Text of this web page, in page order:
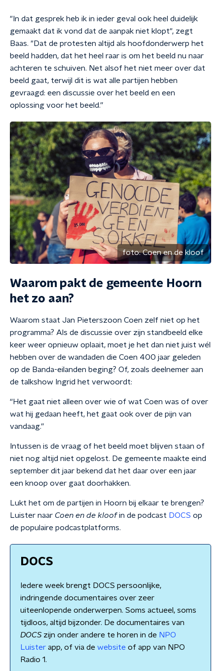
"In dat gesprek heb ik in ieder geval ook heel duidelijk
gemaakt dat ik vond dat de aanpak niet klopt", zegt
Baas. "Dat de protesten altijd als hoofdonderwerp het
beeld hadden, dat het heel raar is om het beeld nu naar
achteren te schuiven. Net alsof het niet meer over dat
beeld gaat, terwijl dit is wat alle partijen hebben
gevraagd: een discussie over het beeld en een
oplossing voor het beeld.”
foto:Coen en de kloof
Waarom pakt de gemeente Hoorn
het zo aan?
Waarom staat Jan Pieterszoon Coen zelf niet op het
programma? Als de discussie over zijn standbeeld elke
keer weer opnieuw oplaait, moet je het dan niet juist wél
hebben over de wandaden die Coen 400 jaar geleden
op de Banda-eilanden beging? Of, zoals deelnemer aan
de talkshow Ingrid het verwoordt:
“Het gaat niet alleen over wie of wat Coen was of over
wat hij gedaan heeft, het gaat ook over de pijn van
vandaag.”
Intussen is de vraag of het beeld moet blijven staan of
niet nog altijd niet opgelost. De gemeente maakte eind
september dit jaar bekend dat het daar over een jaar
een knoop over gaat doorhakken.
Lukt het om de partijen in Hoorn bij elkaar te brengen?
Luister naar Coen en de kloofin de podcast DOCS op
de populaire podcastplatforms.
DOCS
Iedere week brengt DOCS persoonlijke,
indringende documentaires over zeer
uiteenlopende onderwerpen. Soms actueel, soms
tijdloos, altijd bijzonder. De documentaires van
DOCSzijn onder andere te horen in de NPO
Luister app, of via de website of app van NPO
Radio 1.